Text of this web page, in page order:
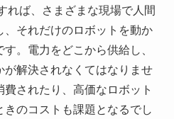
れば、さまざまな現場で人間
それだけのロボットを動か
。電力をどこから供給し、
解決されなくてはなりませ
されたり、高価なロボット
のコストも課題となるでし